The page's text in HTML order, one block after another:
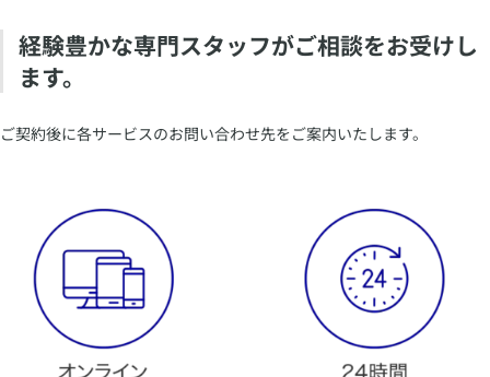
​経験豊かな専門スタッフがご相談をお受けし
ます。
​ご契約後に各サービスのお問い合わせ先をご案内いたします。